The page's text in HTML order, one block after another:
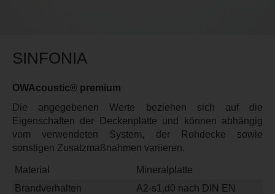
SINFONIA
OWAcoustic® premium
Die angegebenen Werte beziehen sich auf die
Eigenschaften der Deckenplatte und können abhängig
vom verwendeten System, der Rohdecke sowie
sonstigen Zusatzmaßnahmen variieren.
Material
Mineralplatte
Brandverhalten
A2-s1,d0 nach DIN EN